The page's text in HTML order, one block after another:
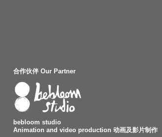
合作伙伴 Our Partner
bebloom studio
Animation and video production 动画及影片制作